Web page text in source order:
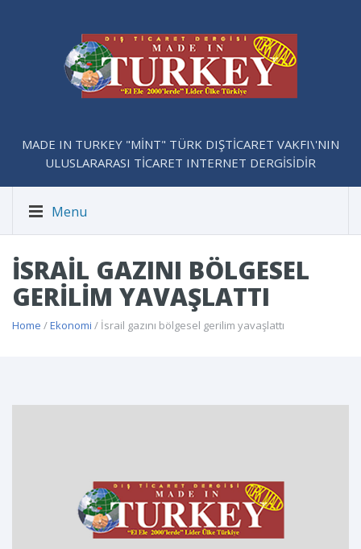
MADE IN TURKEY "MİNT" TÜRK DIŞTİCARET VAKFI\'NIN
ULUSLARARASI TİCARET INTERNET DERGİSİDİR
Menu
İSRAIL GAZINI BÖLGESEL
GERILIM YAVAŞLATTI
Home /Ekonomi / İsrail gazını bölgesel gerilim yavaşlattı